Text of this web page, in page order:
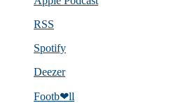
RSS
Spotify
Deezer
Footb❤ll